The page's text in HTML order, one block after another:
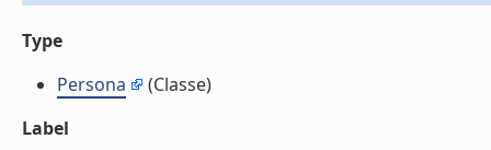
Type
Persona
(Classe)
Label